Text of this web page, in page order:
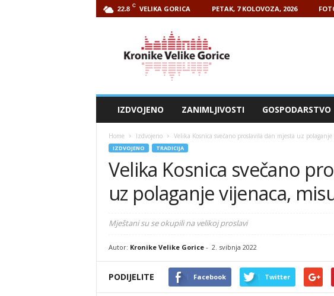
22.8 C VELIKA GORICA PETAK, 7 KOLOVOZA, 2026
IZDVOJENO ZANIMLJIVOSTI GOSPODARSTVO
Home Izdvojeno Velika Kosnica svečano proslavila dan mjesta uz
IZDVOJENO TRADICIJA
Velika Kosnica svečano
uz polaganje vijenaca,
Mještani su se okupili na velikoj proslavi
Autor: Kronike Velike Gorice- 2. svibnja 2022
PODIJELITE Facebook Twitter